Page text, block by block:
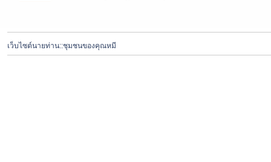
เว็บไซต์นายท่าน::ชุมชนของคุณหมี